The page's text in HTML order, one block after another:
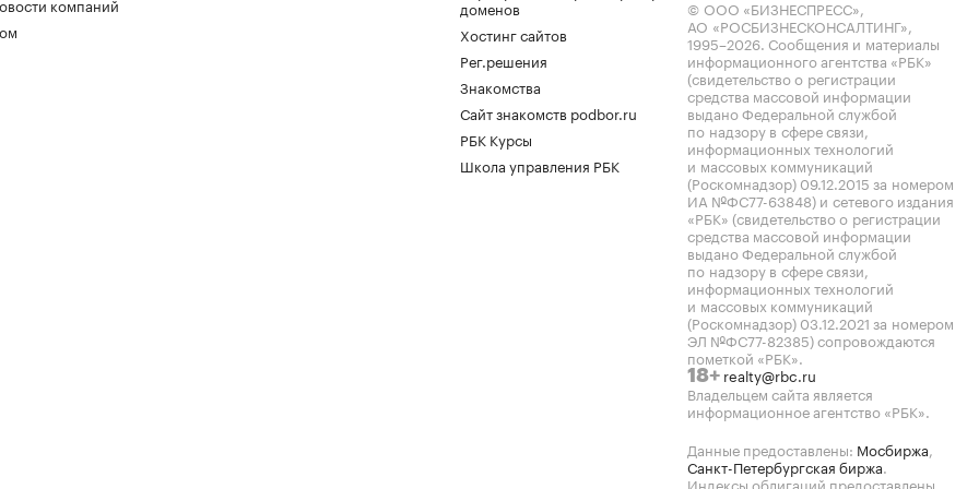
компаний
доменов
Хостинг сайтов
Рег.решения
Знакомства
Сайт знакомств podbor.ru
РБК Курсы
Школа управления РБК
© ООО «БИЗНЕСПРЕСС»,
АО «РОСБИЗНЕСКОНСАЛТИНГ»,
1995–2026. Сообщения и материалы
информационного агентства «РБК»
(свидетельство о регистрации
средства массовой информации
выдано Федеральной службой
по надзору в сфере связи,
информационных технологий
и массовых коммуникаций
(Роскомнадзор) 09.12.2015 за номером
ИА №ФС77-63848) и сетевого издания
«РБК» (свидетельство о регистрации
средства массовой информации
выдано Федеральной службой
по надзору в сфере связи,
информационных технологий
и массовых коммуникаций
(Роскомнадзор) 03.12.2021 за номером
ЭЛ №ФС77-82385) сопровождаются
пометкой «РБК».
18+ realty@rbc.ru
Владельцем сайта является
информационное агентство «РБК».
Данные предоставлены: Мосбиржа,
Санкт-Петербургская биржа.
Индексы облигаций предоставлены